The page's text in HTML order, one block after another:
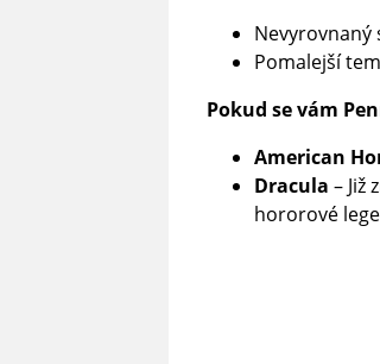
Nevyrovnaný
Pomalejší
Pokud se vám
American
Dracula – Již
hororové